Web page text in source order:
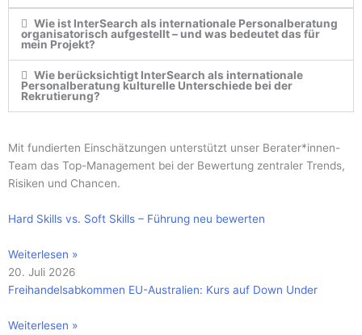
Wie ist InterSearch als internationale Personalberatung
organisatorisch aufgestellt – und was bedeutet das für
mein Projekt?
Wie berücksichtigt InterSearch als internationale
Personalberatung kulturelle Unterschiede bei der
Rekrutierung?
Mit fundierten Einschätzungen unterstützt unser Berater*innen-
Team das Top-Management bei der Bewertung zentraler Trends,
Risiken und Chancen.
Hard Skills vs. Soft Skills – Führung neu bewerten
Weiterlesen »
20. Juli 2026
Freihandelsabkommen EU-Australien: Kurs auf Down Under
Weiterlesen »